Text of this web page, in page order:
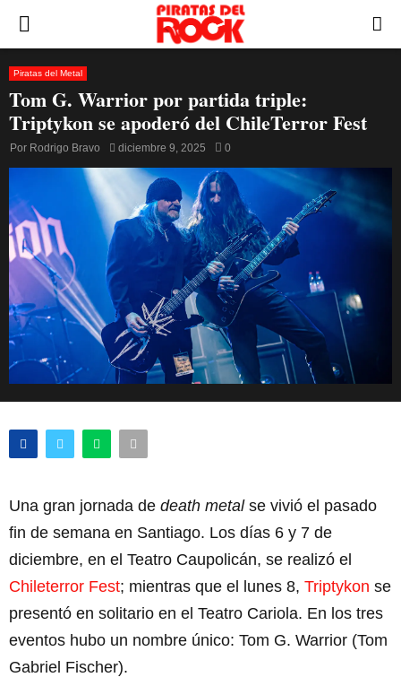
PRIMARY
MENU
Piratas del Metal
Tom G. Warrior por partida triple:
Triptykon se apoderó del ChileTerror Fest
Por Rodrigo Bravo diciembre 9, 2025 0
Una gran jornada de death metalse vivió el pasado
fin de semana en Santiago. Los días 6 y 7 de
diciembre, en el Teatro Caupolicán, se realizó el
Chileterror Fest; mientras que el lunes 8, Triptykon se
presentó en solitario en el Teatro Cariola. En los tres
eventos hubo un nombre único: Tom G. Warrior (Tom
Gabriel Fischer).